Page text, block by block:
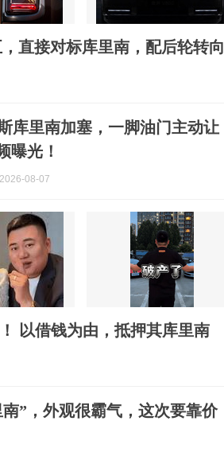
直接对标库里南，配后轮转向
库里南加塞，一脚油门主动让
曝光！
08-07
以借钱为由，抵押其库里南
”，外观很霸气，这次要靠价